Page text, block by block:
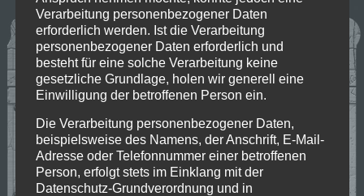
Verarbeitung personenbezogener Daten
erforderlich werden. Ist die Verarbeitung
personenbezogener Daten erforderlich und
besteht für eine solche Verarbeitung keine
gesetzliche Grundlage, holen wir generell eine
Einwilligung der betroffenen Person ein.
Die Verarbeitung personenbezogener Daten,
beispielsweise des Namens, der Anschrift, E-Mail-
Adresse oder Telefonnummer einer betroffenen
Person, erfolgt stets im Einklang mit der
Datenschutz-Grundverordnung und in